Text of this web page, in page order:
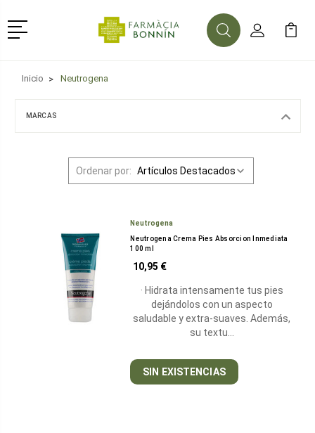
Menú
BuscarMi Cuenta
Mi
Inicio Neutrogena
MARCAS
Ordenar por:
Neutrogena
Neutrogena Crema Pies Absorcion Inmediata
100 ml
10,95 €
· Hidrata intensamente tus pies
dejándolos con un aspecto
saludable y extra-suaves. Además,
su textu…
SIN EXISTENCIAS